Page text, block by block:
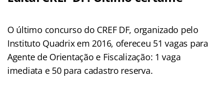
O último concurso do CREF DF, organizado pelo
Instituto Quadrix em 2016, ofereceu 51 vagas para
Agente de Orientação e Fiscalização: 1 vaga
imediata e 50 para cadastro reserva.